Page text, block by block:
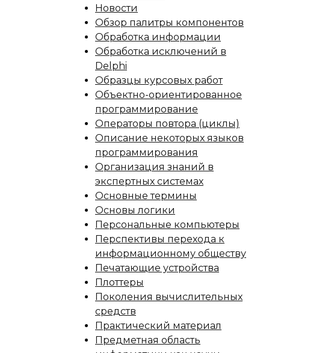
Новости
Обзор палитры компонентов
Обработка информации
Обработка исключений в
Delphi
Образцы курсовых работ
Объектно-ориентированное
программирование
Операторы повтора (циклы)
Описание некоторых языков
программирования
Организация знаний в
экспертных системах
Основные термины
Основы логики
Персональные компьютеры
Перспективы перехода к
информационному обществу
Печатающие устройства
Плоттеры
Поколения вычислительных
средств
Практический материал
Предметная область